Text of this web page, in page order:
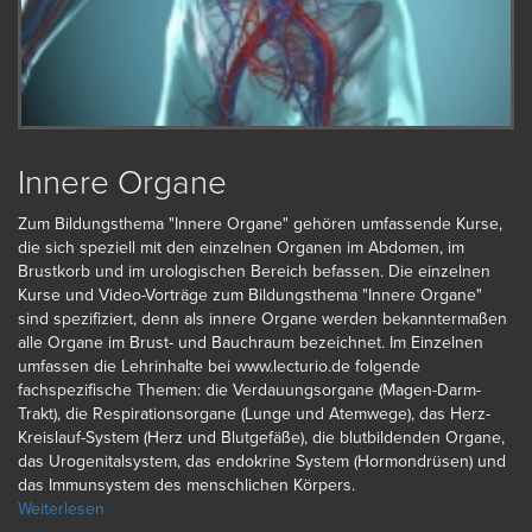
Innere Organe
Zum Bildungsthema "Innere Organe" gehören umfassende Kurse,
die sich speziell mit den einzelnen Organen im Abdomen, im
Brustkorb und im urologischen Bereich befassen. Die einzelnen
Kurse und Video-Vorträge zum Bildungsthema "Innere Organe"
sind spezifiziert, denn als innere Organe werden bekanntermaßen
alle Organe im Brust- und Bauchraum bezeichnet. Im Einzelnen
umfassen die Lehrinhalte bei www.lecturio.de folgende
fachspezifische Themen: die Verdauungsorgane (Magen-Darm-
Trakt), die Respirationsorgane (Lunge und Atemwege), das Herz-
Kreislauf-System (Herz und Blutgefäße), die blutbildenden Organe,
das Urogenitalsystem, das endokrine System (Hormondrüsen) und
das Immunsystem des menschlichen Körpers.
Weiterlesen